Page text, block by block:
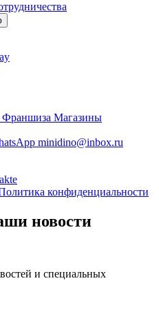
Франшиза Магазины
minidino@inbox.ru
конфиденциальности
новости
и специальных